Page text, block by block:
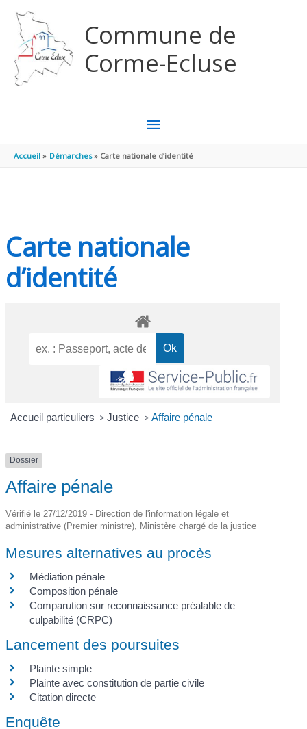
Commune de
Corme-Ecluse
MENU
PRINCIPAL
Accueil Démarches Carte nationale d’identité
Carte nationale
d’identité
Accueil particuliers > Justice > Affaire pénale
Dossier
Affaire pénale
Vérifié le 27/12/2019 - Direction de l'information légale et
administrative (Premier ministre), Ministère chargé de la justice
Mesures alternatives au procès
Médiation pénale
Composition pénale
Comparution sur reconnaissance préalable de
culpabilité (CRPC)
Lancement des poursuites
Plainte simple
Plainte avec constitution de partie civile
Citation directe
Enquête